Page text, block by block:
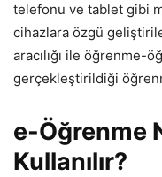
telefonu ve tablet gibi
cihazlara özgü
aracılığı ile öğrenme-
gerçekleştirildiği
e-Öğrenme
Kullanılır?